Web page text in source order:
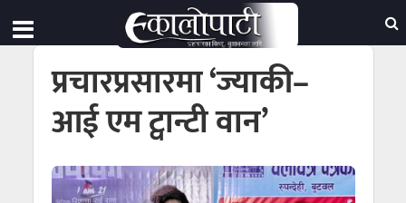
प्रचारप्रसारमा ‘ज्याकी–
आई एम ट्वान्टी वान’